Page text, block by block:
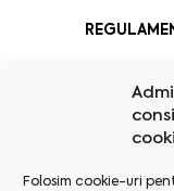
Folosim cookie-uri